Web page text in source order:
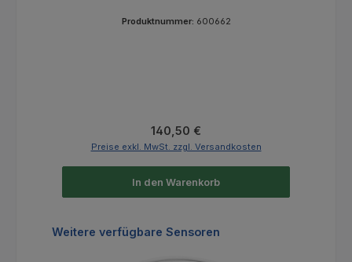
Produktnummer: 600662
Regulärer Preis:
140,50 €
Preise exkl. MwSt. zzgl. Versandkosten
In den Warenkorb
Produktgalerie überspringen
Weitere verfügbare Sensoren